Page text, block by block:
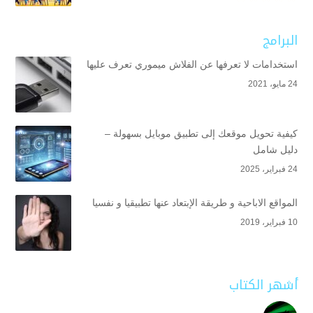
البرامج
استخدامات لا تعرفها عن الفلاش ميموري تعرف عليها
24 مايو، 2021
كيفية تحويل موقعك إلى تطبيق موبايل بسهولة –
دليل شامل
24 فبراير، 2025
المواقع الاباحية و طريقة الإبتعاد عنها تطبيقيا و نفسيا
10 فبراير، 2019
أشهر الكتاب